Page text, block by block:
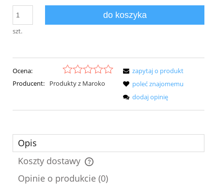
szt.
do koszyka
Ocena:
Producent:
Produkty z Maroko
zapytaj o produkt
poleć znajomemu
dodaj opinię
Opis
Koszty dostawy
Cena nie zawiera ewentualnych kosztów płatności
Opinie o produkcie (0)